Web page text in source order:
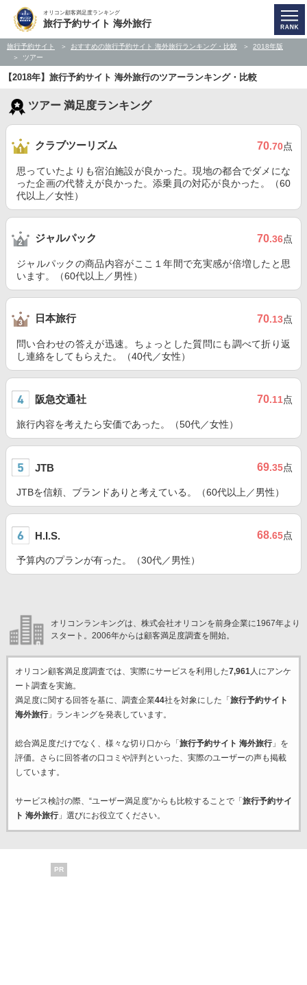
オリコン顧客満足度ランキング
旅行予約サイト 海外旅行
旅行予約サイト おすすめの旅行予約サイト 海外旅行ランキング・比較
2018年版
ツアー
【2018年】旅行予約サイト 海外旅行のツアーランキング・比較
ツアー 満足度ランキング
クラブツーリズム 70.70点
思っていたよりも宿泊施設が良かった。現地の都合でダメにな
った企画の代替えが良かった。添乗員の対応が良かった。（60
代以上／女性）
ジャルパック 70.36点
ジャルパックの商品内容がここ１年間で充実感が倍増したと思
います。（60代以上／男性）
日本旅行 70.13点
問い合わせの答えが迅速。ちょっとした質問にも調べて折り返
し連絡をしてもらえた。（40代／女性）
阪急交通社 70.11点
旅行内容を考えたら安価であった。（50代／女性）
JTB 69.35点
JTBを信頼、ブランドありと考えている。（60代以上／男性）
H.I.S. 68.65点
予算内のプランが有った。（30代／男性）
オリコンランキングは、株式会社オリコンを前身企業に1967年より
スタート。2006年からは顧客満足度調査を開始。
オリコン顧客満足度調査では、実際にサービスを利用した7,961人にアンケ
ート調査を実施。
満足度に関する回答を基に、調査企業44社を対象にした「 旅行予約サイト
海外旅行」ランキングを発表しています。
総合満足度だけでなく、様々な切り口から「 旅行予約サイト 海外旅行」を
評価。さらに回答者の口コミや評判といった、実際のユーザーの声も掲載
しています。
サービス検討の際、“ユーザー満足度”からも比較することで「 旅行予約サイ
ト 海外旅行」選びにお役立てください。
PR